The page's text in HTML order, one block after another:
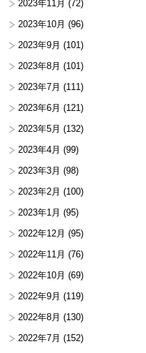
2023年11月 (72)
2023年10月 (96)
2023年9月 (101)
2023年8月 (101)
2023年7月 (111)
2023年6月 (121)
2023年5月 (132)
2023年4月 (99)
2023年3月 (98)
2023年2月 (100)
2023年1月 (95)
2022年12月 (95)
2022年11月 (76)
2022年10月 (69)
2022年9月 (119)
2022年8月 (130)
2022年7月 (152)